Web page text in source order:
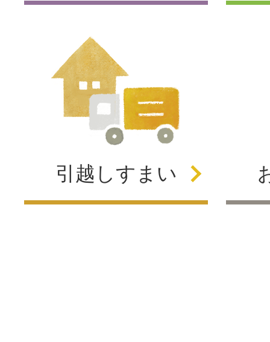
引越しすまい